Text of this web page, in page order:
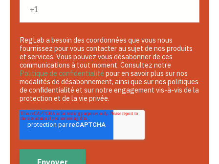
RegLab a besoin des coordonnées que vous nous
fournissez pour vous contacter au sujet de nos produits
et services. Vous pouvez vous désabonner de ces
communications à tout moment. Consultez notre
Politique de confidentialité pour en savoir plus sur nos
modalités de désabonnement, ainsi que sur nos politiques
de confidentialité et sur notre engagement vis-à-vis de la
protection et de la vie privée.